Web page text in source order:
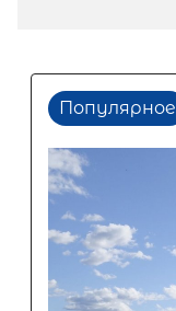
Популярное